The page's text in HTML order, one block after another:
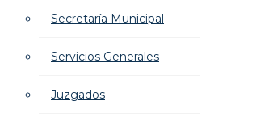
Secretaría Municipal
Servicios Generales
Juzgados